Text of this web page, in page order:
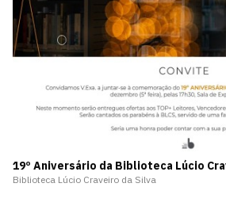
19º Aniversário da Biblioteca Lúcio
Biblioteca Lúcio Craveiro da Silva